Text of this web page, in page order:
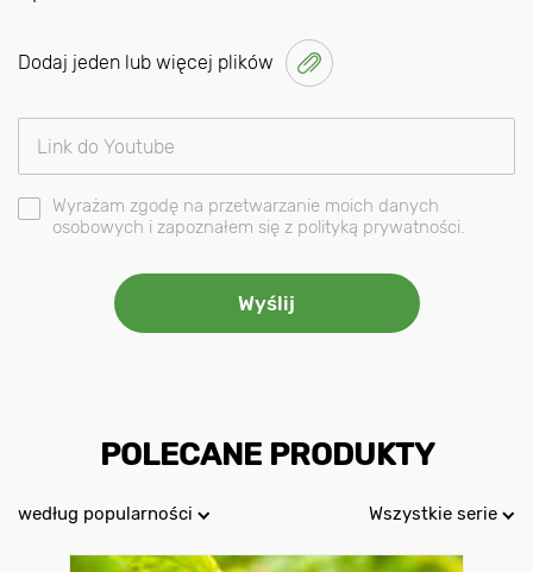
Dodaj jeden lub więcej plików
Wyrażam zgodę na przetwarzanie moich danych
osobowych i zapoznałem się z polityką prywatności.
POLECANE PRODUKTY
według popularności Wszystkie serie